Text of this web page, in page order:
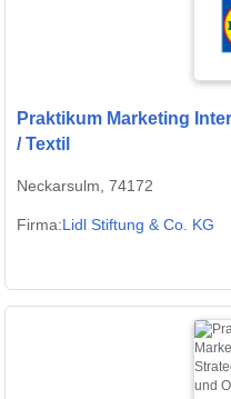
Praktikum Marketing
/ Textil
Neckarsulm, 74172
Firma:Lidl Stiftung & Co. KG